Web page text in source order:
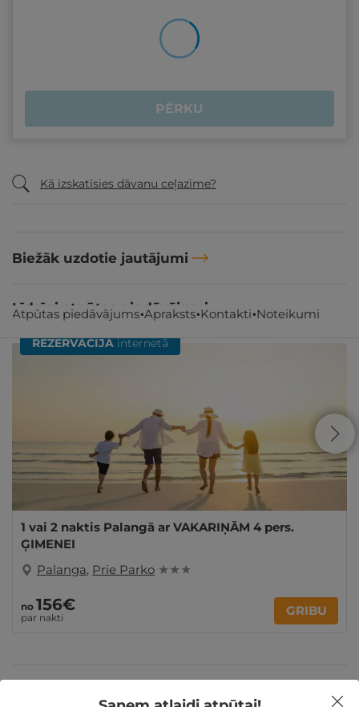
PĒRKU
Kā izskatīsies dāvanu ceļazīme?
Biežāk uzdotie jautājumi
Atpūtas piedāvājums Apraksts Kontakti Noteikumi
Līdzīgi atpūtas piedāvājumi
REZERVĀCIJAinternetā
1 vai 2 naktis Palangā ar VAKARIŅĀM 4 pers.
ĢIMENEI
Palanga, Prie Parko ★ ★ ★
no 156€
par nakti GRIBU